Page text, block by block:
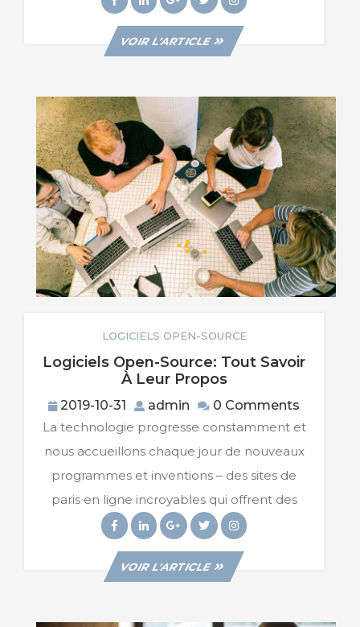
Payantes)
VOIR L'ARTICLE
VIEW
POST
LOGICIELS OPEN-SOURCE
Logiciels Open-Source: Tout Savoir
À Leur ProposLogiciels
Source:
Tout
Savoir
Leur
Propos
2019-10-31 2019-
10-
admin admin
0 Comments
La technologie progresse constamment et
nous accueillons chaque jour de nouveaux
programmes et inventions – des sites de
paris en ligne incroyables qui offrent des
Facebook
LinkedinGoogleplus
TwitterInstagram
VOIR L'ARTICLE
VIEW
POST